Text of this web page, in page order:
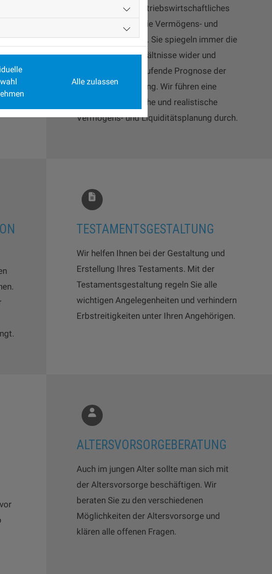
Als wichtigstes betriebswirtschaftliches
Instrument dient die Vermögens- und
Liquiditätsplanung. Sie spiegeln immer die
tatsächlichen Verhältnisse wider und
ermöglichen die laufende Prognose der
Zukunftsentwicklung. Wir führen eine
aktuelle, dynamische und realistische
Vermögens- und Liquiditätsplanung durch.
TESTAMENTSGESTALTUNG
Wir helfen Ihnen bei der Gestaltung und
Erstellung Ihres Testaments. Mit der
Testamentsgestaltung regeln Sie alle
wichtigen Angelegenheiten und verhindern
Erbstreitigkeiten unter Ihren Angehörigen.
ALTERSVORSORGEBERATUNG
Auch im jungen Alter sollte man sich mit
der Altersvorsorge beschäftigen. Wir
beraten Sie zu den verschiedenen
Möglichkeiten der Altersvorsorge und
klären alle offenen Fragen.
Alle zulassen